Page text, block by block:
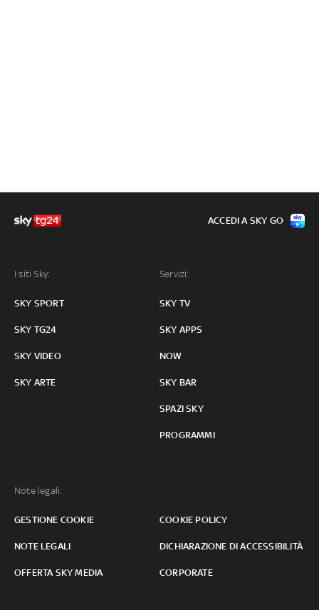
I siti Sky:
SKY SPORT
SKY TG24
SKY VIDEO
SKY ARTE
Servizi:
SKY TV
SKY APPS
NOW
SKY BAR
SPAZI SKY
PROGRAMMI
Note legali:
GESTIONE COOKIE COOKIE POLICY
NOTE LEGALI DICHIARAZIONE DI ACCESSIBILITÀ
OFFERTA SKY MEDIA CORPORATE
ACCEDI A SKY GO